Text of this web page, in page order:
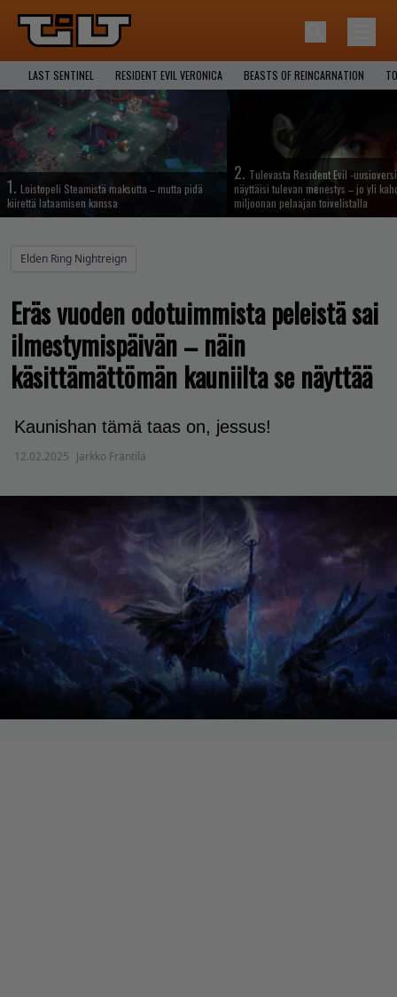
LAST SENTINEL RESIDENT EVIL VERONICA BEASTS OF REINCARNATION
1. Loistopeli Steamistä maksutta – mutta pidä
kiirettä lataamisen kanssa
2. Tulevasta Resident Evil -
näyttäisi tulevan menestys – jo yli
miljoonan pelaajan toivelistalla
Elden Ring Nightreign
Eräs vuoden odotuimmista peleistä sai
ilmestymispäivän – näin
käsittämättömän kauniilta se näyttää
Kaunishan tämä taas on, jessus!
12.02.2025 Jarkko Fräntilä